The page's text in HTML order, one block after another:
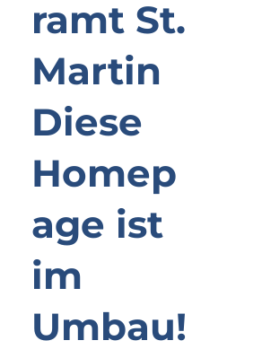
ramt St.
Martin
Diese
Homep
age ist
im
Umbau!